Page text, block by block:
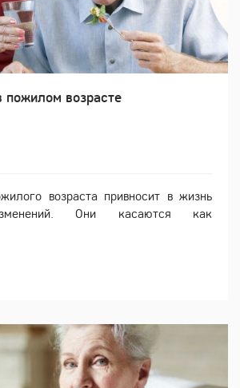
пожилом возрасте
возраста привносит в жизнь
Они касаются как